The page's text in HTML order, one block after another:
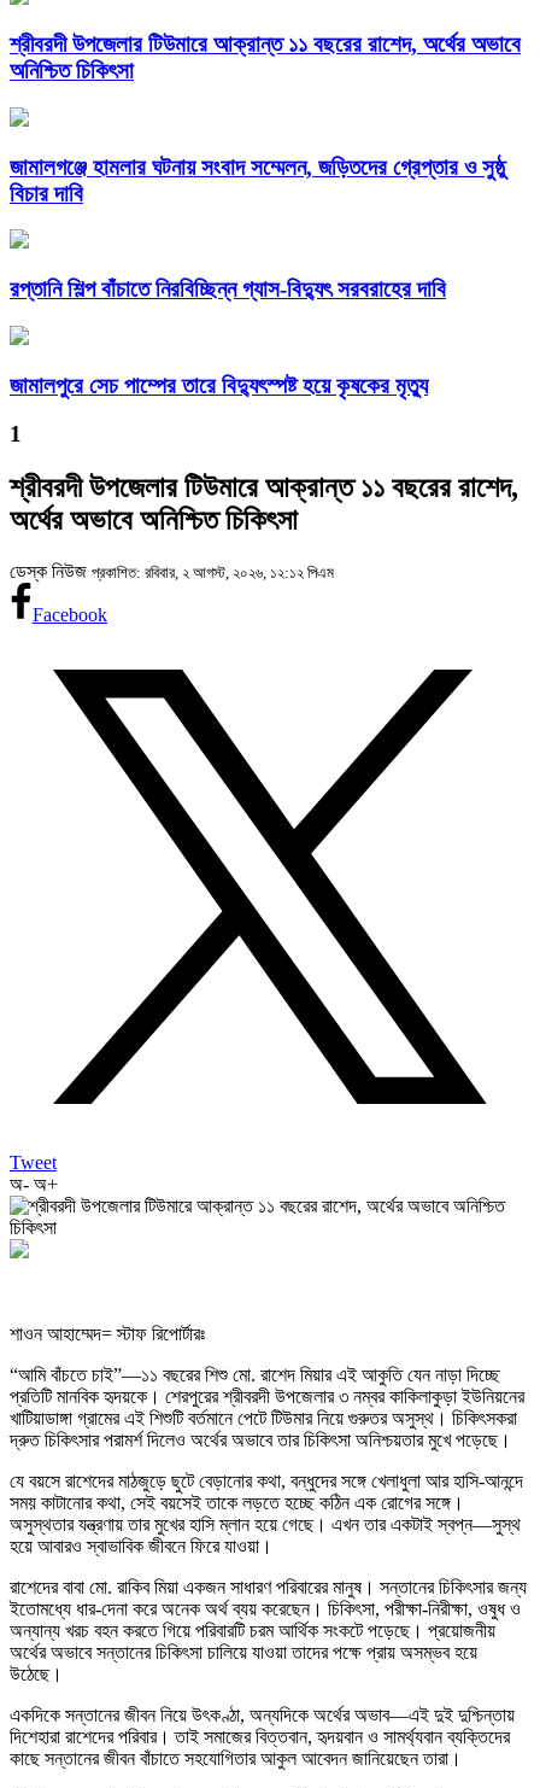
শ্রীবরদী উপজেলার টিউমারে আক্রান্ত ১১ বছরের রাশেদ, অর্থের অভাবে
অনিশ্চিত চিকিৎসা
জামালগঞ্জে হামলার ঘটনায় সংবাদ সম্মেলন, জড়িতদের গ্রেপ্তার ও সুষ্ঠু
বিচার দাবি
রপ্তানি শিল্প বাঁচাতে নিরবিচ্ছিন্ন গ্যাস-বিদ্যুৎ সরবরাহের দাবি
জামালপুরে সেচ পাম্পের তারে বিদ্যুৎস্পষ্ট হয়ে কৃষকের মৃত্যু
1
শ্রীবরদী উপজেলার টিউমারে আক্রান্ত ১১ বছরের রাশেদ,
অর্থের অভাবে অনিশ্চিত চিকিৎসা
ডেস্ক নিউজ প্রকাশিত: রবিবার, ২ আগস্ট, ২০২৬, ১২:১২ পিএম
Facebook
Tweet
অ- অ+
শাওন আহাম্মেদ= স্টাফ রিপোর্টারঃ
“আমি বাঁচতে চাই”—১১ বছরের শিশু মো. রাশেদ মিয়ার এই আকুতি যেন নাড়া দিচ্ছে
প্রতিটি মানবিক হৃদয়কে। শেরপুরের শ্রীবরদী উপজেলার ৩ নম্বর কাকিলাকুড়া ইউনিয়নের
খাটিয়াডাঙ্গা গ্রামের এই শিশুটি বর্তমানে পেটে টিউমার নিয়ে গুরুতর অসুস্থ। চিকিৎসকরা
দ্রুত চিকিৎসার পরামর্শ দিলেও অর্থের অভাবে তার চিকিৎসা অনিশ্চয়তার মুখে পড়েছে।
যে বয়সে রাশেদের মাঠজুড়ে ছুটে বেড়ানোর কথা, বন্ধুদের সঙ্গে খেলাধুলা আর হাসি-আনন্দে
সময় কাটানোর কথা, সেই বয়সেই তাকে লড়তে হচ্ছে কঠিন এক রোগের সঙ্গে।
অসুস্থতার যন্ত্রণায় তার মুখের হাসি ম্লান হয়ে গেছে। এখন তার একটাই স্বপ্ন—সুস্থ
হয়ে আবারও স্বাভাবিক জীবনে ফিরে যাওয়া।
রাশেদের বাবা মো. রাকিব মিয়া একজন সাধারণ পরিবারের মানুষ। সন্তানের চিকিৎসার জন্য
ইতোমধ্যে ধার-দেনা করে অনেক অর্থ ব্যয় করেছেন। চিকিৎসা, পরীক্ষা-নিরীক্ষা, ওষুধ ও
অন্যান্য খরচ বহন করতে গিয়ে পরিবারটি চরম আর্থিক সংকটে পড়েছে। প্রয়োজনীয়
অর্থের অভাবে সন্তানের চিকিৎসা চালিয়ে যাওয়া তাদের পক্ষে প্রায় অসম্ভব হয়ে
উঠেছে।
একদিকে সন্তানের জীবন নিয়ে উৎকণ্ঠা, অন্যদিকে অর্থের অভাব—এই দুই দুশ্চিন্তায়
দিশেহারা রাশেদের পরিবার। তাই সমাজের বিত্তবান, হৃদয়বান ও সামর্থ্যবান ব্যক্তিদের
কাছে সন্তানের জীবন বাঁচাতে সহযোগিতার আকুল আবেদন জানিয়েছেন তারা।